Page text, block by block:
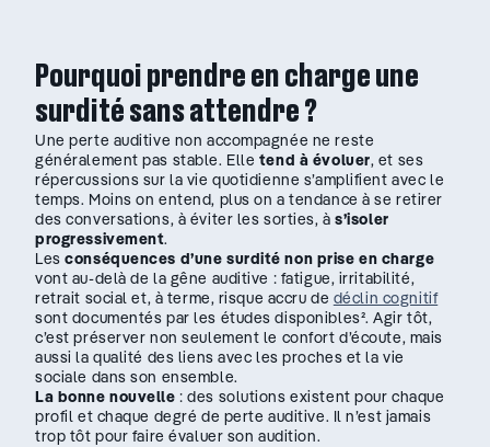
Pourquoi prendre en charge une
surdité sans attendre ?
Une perte auditive non accompagnée ne reste
généralement pas stable. Elle tend à évoluer, et ses
répercussions sur la vie quotidienne s’amplifient avec le
temps. Moins on entend, plus on a tendance à se retirer
des conversations, à éviter les sorties, às’isoler
progressivement.
Lesconséquences d’une surdité non prise en charge
vont au-delà de la gêne auditive : fatigue, irritabilité,
retrait social et, à terme, risque accru de déclin cognitif
sont documentés par les études disponibles². Agir tôt,
c’est préserver non seulement le confort d’écoute, mais
aussi la qualité des liens avec les proches et la vie
sociale dans son ensemble.
La bonne nouvelle : des solutions existent pour chaque
profil et chaque degré de perte auditive. Il n’est jamais
trop tôt pour faire évaluer son audition.